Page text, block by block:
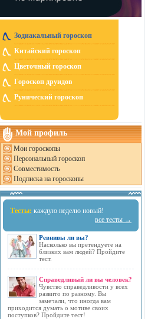
Зодиакальный гороскоп
Китайский гороскоп
Цветочный гороскоп
Гороскоп друидов
Рунический гороскоп
Мой профиль
Мои гороскопы
Персональный гороскоп
Совместимость
Подписка на гороскопы
Тесты: каждую неделю новый!
все тесты →
Ревнивы ли вы?
Насколько вы претендуете на
близких вам людей? Пройдите
тест.
Справедливый ли вы человек?
Чувство справедливости у всех
развито по разному. Вы
замечали, что иногда вам
приходится думать о мотиве своих
поступков? Пройдите тест!